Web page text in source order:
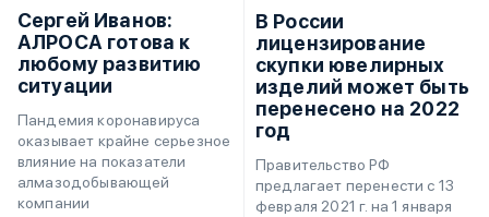
Сергей Иванов:
АЛРОСА готова к
любому развитию
ситуации
Пандемия коронавируса
оказывает крайне серьезное
влияние на показатели
алмазодобывающей
компании
В России
лицензирование
скупки ювелирных
изделий может быть
перенесено на 2022
год
Правительство РФ
предлагает перенести с 13
февраля 2021 г. на 1 января